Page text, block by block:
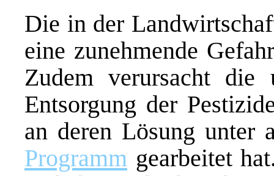
Die in der
eine zunehmende
Zudem verursacht die
Entsorgung der
an deren Lösung unter
Programm gearbeitet